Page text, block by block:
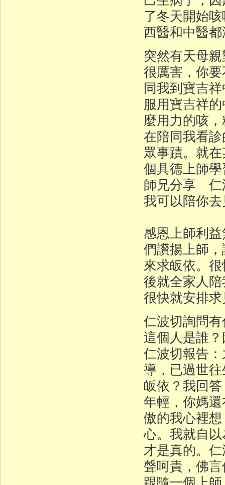
了冬天開始
西醫和中醫
突然有天母
很厲害，你
同我到寶吉
服用寶吉祥
麼用力的咳
在陪同我看
眾事蹟。就
個具德上師
師兄分享 仁
我可以陪你
感恩上師利
們讚揚上師
來求皈依。
後就全家人
很快就安排
仁波切詢問
這個人是誰
仁波切報告
導，已過世
皈依？我回
年輕，你媽
傲的我心裡
心。我就自
才是真的。
聲呵責，佛